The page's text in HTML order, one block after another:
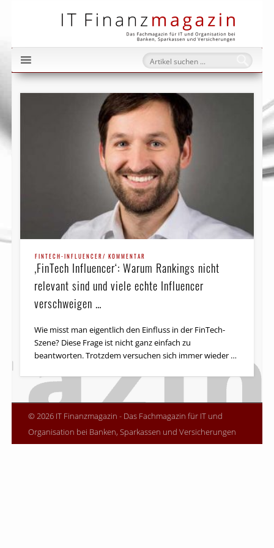
FINTECH-INFLUENCER/ KOMMENTAR
‚FinTech Influencer‘: Warum Rankings nicht
relevant sind und viele echte Influencer
verschweigen …
Wie misst man eigentlich den Einfluss in der FinTech-
Szene? Diese Frage ist nicht ganz einfach zu
beantworten. Trotzdem versuchen sich immer wieder …
© 2026 IT Finanzmagazin - Das Fachmagazin für IT und
Organisation bei Banken, Sparkassen und Versicherungen